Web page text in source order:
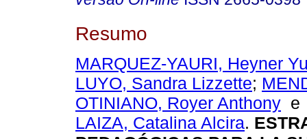
Resumo
MARQUEZ-YAURI, Heyner
LUYO, Sandra Lizzette;
OTINIANO, Royer Anthony
LAIZA, Catalina Alcira.